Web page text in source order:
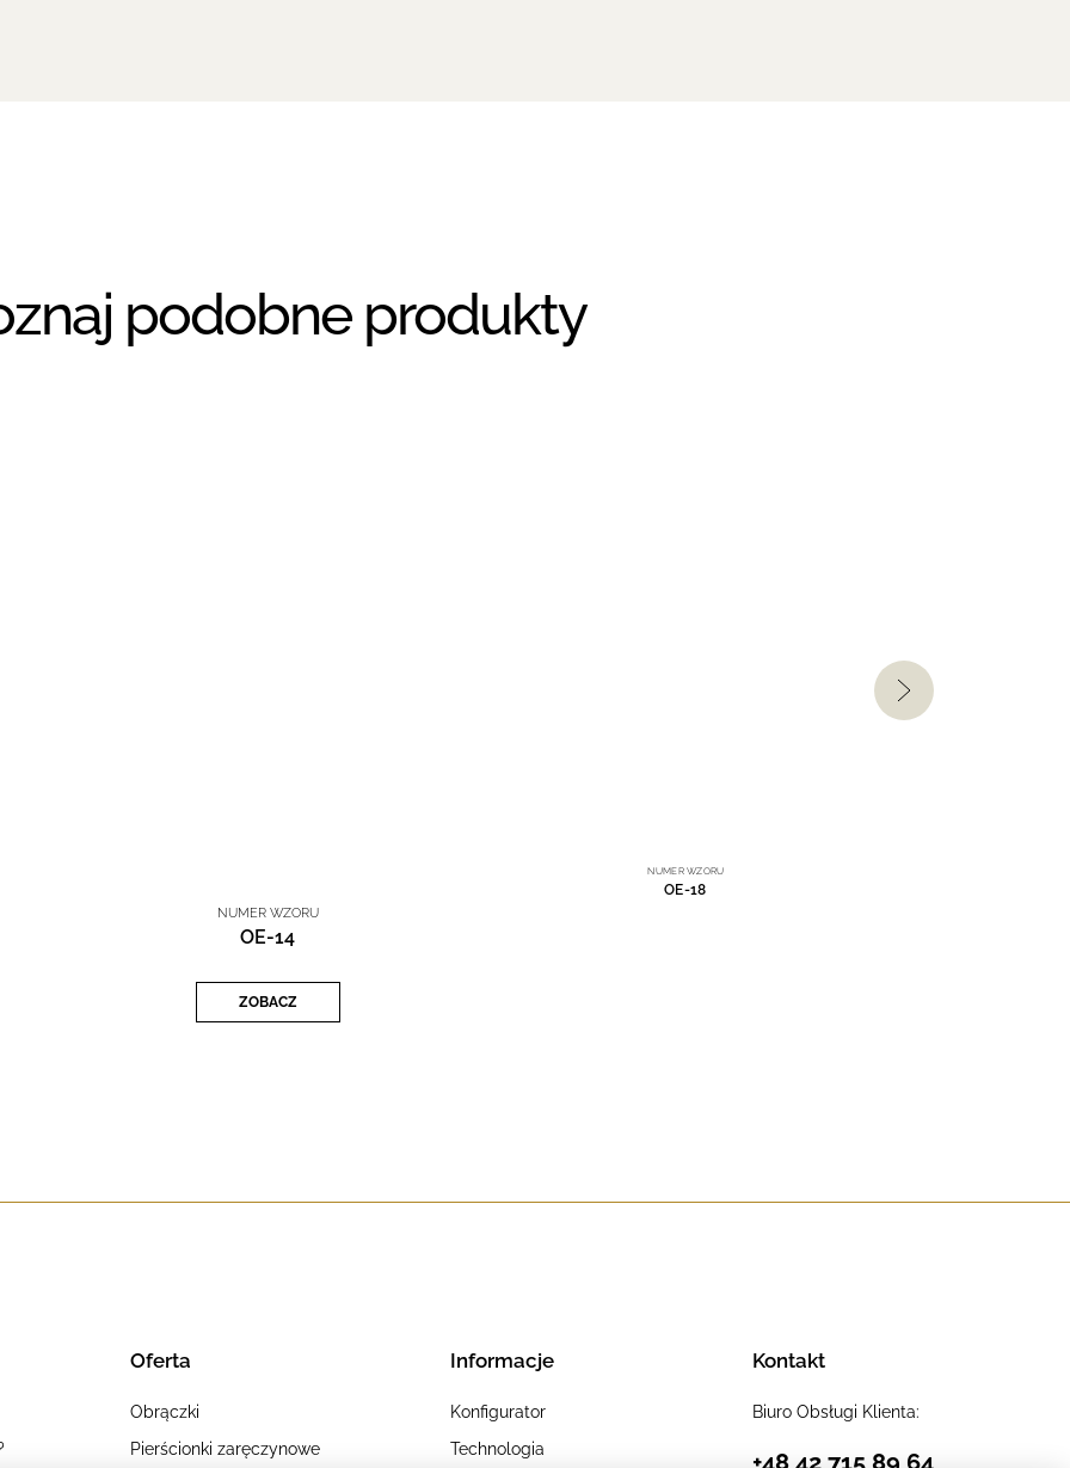
podobne produkty
NUMER WZORU
OE-14
ZOBACZ
NUMER WZORU
OE-18
Oferta
Obrączki
Pierścionki zaręczynowe
Informacje
Konfigurator
Technologia
Kontakt
Biuro Obsługi Klienta:
+48 42 715 89 64